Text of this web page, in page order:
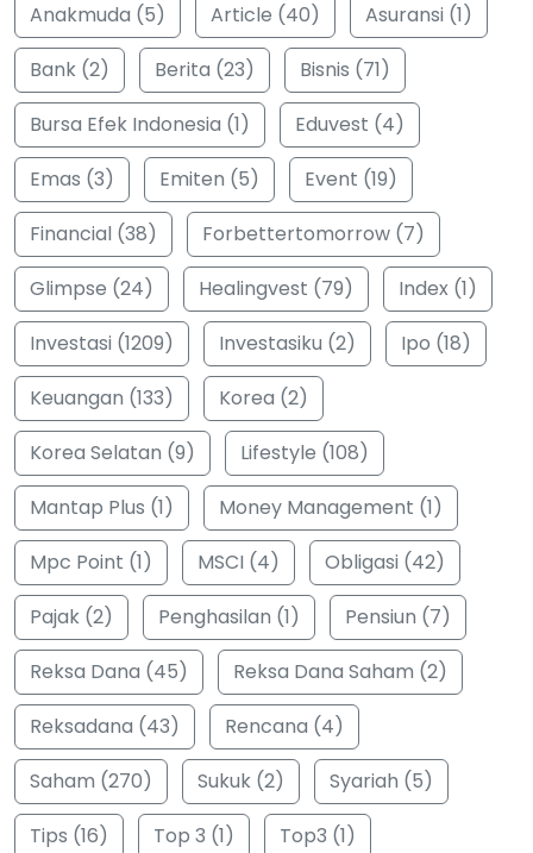
Anakmuda (5) Article (40)
Asuransi (1)
Bank (2)
Berita (23)
Bisnis (71)
Bursa Efek Indonesia (1)
Eduvest (4)
Emas (3)
Emiten (5)
Event (19)
Financial (38)
Forbettertomorrow (7)
Glimpse (24)
Healingvest (79)
Index (1)
Investasi (1209)
Investasiku (2)
Ipo (18)
Keuangan (133)
Korea (2)
Korea Selatan (9)
Lifestyle (108)
Mantap Plus (1)
Money Management (1)
Mpc Point (1)
MSCI (4)
Obligasi (42)
Pajak (2)
Penghasilan (1)
Pensiun (7)
Reksa Dana (45)
Reksa Dana Saham (2)
Reksadana (43)
Rencana (4)
Saham (270)
Sukuk (2)
Syariah (5)
Tips (16)
Top 3 (1)
Top3 (1)